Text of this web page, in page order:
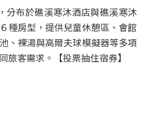
分布於礁溪寒沐酒店與礁溪寒沐
種房型，提供兒童休憩區、會館
、裸湯與高爾夫球模擬器等多項
旅客需求。【投票抽住宿券】